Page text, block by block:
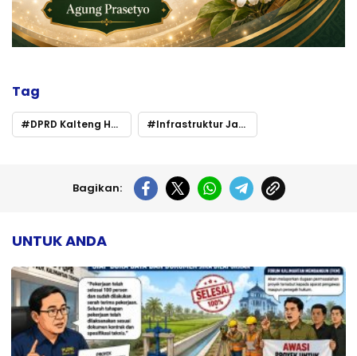
Tag
DPRD Kalteng Harap Gebrakan Pembangunan 2026 Infrastruktur Jadi Prioritas
Bagikan:
UNTUK ANDA